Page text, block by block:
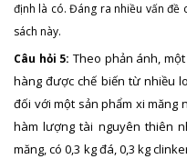
định là có. Đáng ra nhiều vấn đề
sách này.
Câu hỏi 5: Theo phản ánh,
hàng được chế biến từ nhiều
đối với một sản phẩm xi măng
hàm lượng tài nguyên thiên
măng, có 0,3 kg đá, 0,3 kg